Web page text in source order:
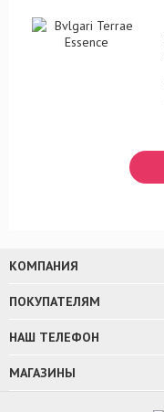
КОМПАНИЯ
ПОКУПАТЕЛЯМ
НАШ ТЕЛЕФОН
МАГАЗИНЫ